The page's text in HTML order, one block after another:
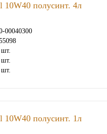
полусинт. 4л
00040300
шт.
полусинт. 1л